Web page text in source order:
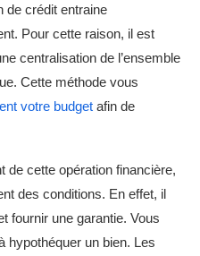
de crédit entraine
Pour cette raison, il est
centralisation de l’ensemble
Cette méthode vous
votre budget afin de
de cette opération financière,
des conditions. En effet, il
fournir une garantie. Vous
hypothéquer un bien. Les